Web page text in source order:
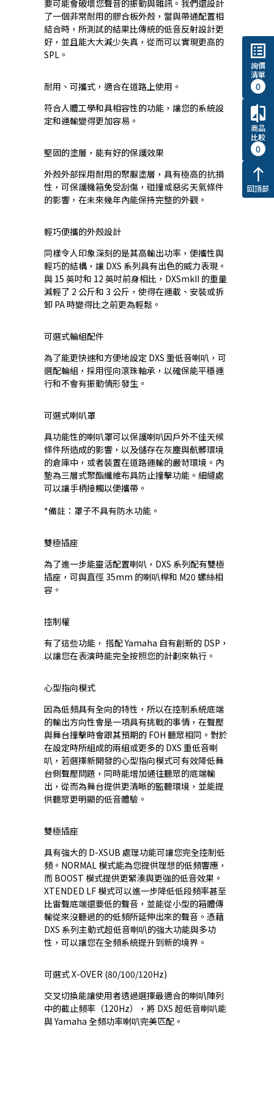
要可能會破壞您聲音的振動與雜訊。我們還設計
了一個非常耐用的膠合板外殼，當與帶通配置相
結合時，所測試的結果比傳統的低音反射設計更
好，並且能大大減少失真，從而可以實現更高的
SPL。
耐用、可攜式，適合在道路上使用。
符合人體工學和具相容性的功能，讓您的系統設
定和運輸變得更加容易。
堅固的塗層，能有好的保護效果
外殼外部採用耐用的聚脲塗層，具有極高的抗損
性，可保護機箱免受刮傷，碰撞或惡劣天氣條件
的影響，在未來幾年內能保持完整的外觀。
輕巧便攜的外殼設計
同樣令人印象深刻的是其高輸出功率，便攜性與
輕巧的結構，讓 DXS 系列具有出色的威力表現。
與 15 英吋和 12 英吋前身相比，DXSmkII 的重量
減輕了 2 公斤和 3 公斤，使得在運載、安裝或拆
卸 PA 時變得比之前更為輕鬆。
可選式輪組配件
為了能更快速和方便地設定 DXS 重低音喇叭，可
選配輪組，採用徑向滾珠軸承，以確保能平穩運
行和不會有振動情形發生。
可選式喇叭罩
具功能性的喇叭罩可以保護喇叭因戶外不佳天候
條件所造成的影響，以及儲存在灰塵與骯髒環境
的倉庫中，或者裝置在道路運輸的嚴苛環境。內
墊為三層式聚酯纖維布具防止撞擊功能。細縫處
可以讓手柄接觸以便攜帶。
*備註：罩子不具有防水功能。
雙極插座
為了進一步能靈活配置喇叭，DXS 系列配有雙極
插座，可與直徑 35mm 的喇叭桿和 M20 螺絲相
容。
控制權
有了這些功能， 搭配 Yamaha 自有創新的 DSP，
以讓您在表演時能完全按照您的計劃來執行。
心型指向模式
因為低頻具有全向的特性，所以在控制系統底端
的輸出方向性會是一項具有挑戰的事情，在聲壓
與舞台撞擊時會跟其預期的 FOH 聽眾相同。對於
在設定時所組成的兩組或更多的 DXS 重低音喇
叭，若選擇新開發的心型指向模式可有效降低舞
台側聲壓問題，同時能增加通往聽眾的底端輸
出，從而為舞台提供更清晰的監聽環境，並能提
供聽眾更明顯的低音體驗。
雙極插座
具有強大的 D-XSUB 處理功能可讓您完全控制低
頻。NORMAL 模式能為您提供理想的低頻響應，
而 BOOST 模式提供更緊湊與更強的低音效果。
XTENDED LF 模式可以進一步降低低段頻率甚至
比雷聲底端還要低的聲音，並能從小型的箱體傳
輸從來沒聽過的的低頻所延伸出來的聲音。憑藉
DXS 系列主動式超低音喇叭的強大功能與多功
性，可以讓您在全頻系統提升到新的境界。
可選式 X-OVER (80/100/120Hz)
交叉切換能讓使用者透過選擇最適合的喇叭陣列
中的截止頻率（120Hz），將 DXS 超低音喇叭能
與 Yamaha 全頻功率喇叭完美匹配。
list_alt
詢價
清單
0
compare
商品
比較
0
north
回頂部